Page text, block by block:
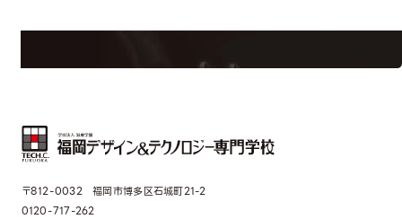
〒812-0032 福岡市博多区石城町21-2
0120-717-262